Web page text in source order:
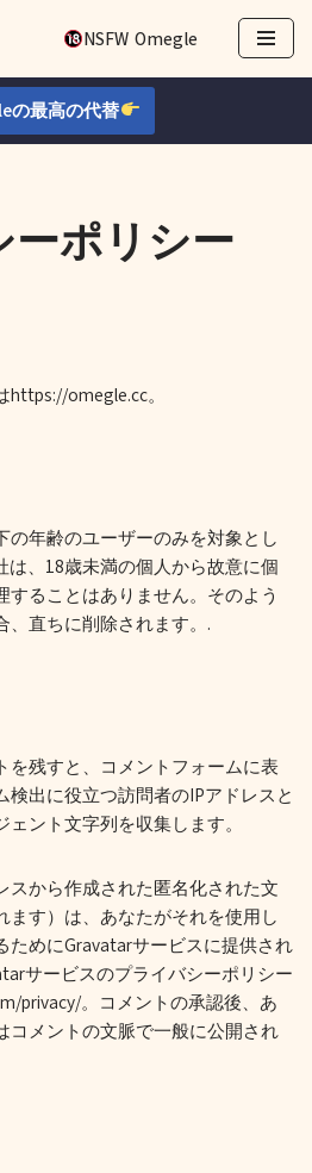
NSFW Omegle
の最高の代替
ーポリシー
omegle.cc。
の年齢のユーザーのみを対象とし
は、18歳未満の個人から故意に個
することはありません。そのよう
、直ちに削除されます。.
を残すと、コメントフォームに表
出に役立つ訪問者のIPアドレスと
ント文字列を収集します。
スから作成された匿名化された文
ます）は、あなたがそれを使用し
ためにGravatarサービスに提供され
サービスのプライバシーポリシー
privacy/。コメントの承認後、あ
コメントの文脈で一般に公開され